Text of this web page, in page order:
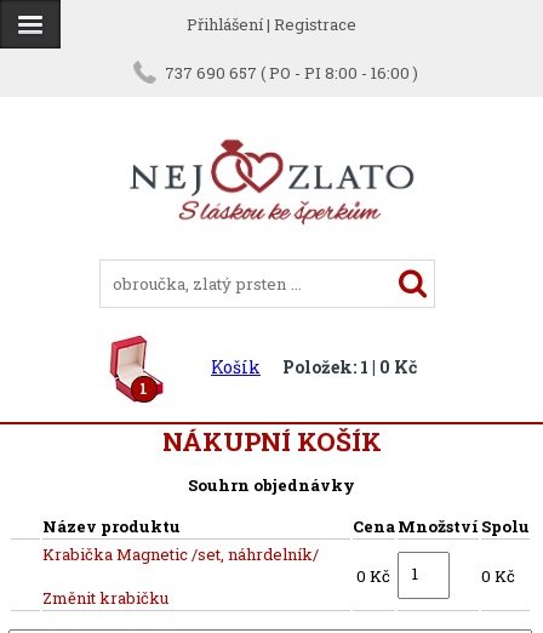
Přihlášení| Registrace
737 690 657 ( PO - PI 8:00 - 16:00 )
1
Košík Položek: 1 | 0 Kč
NÁKUPNÍ KOŠÍK
Souhrn objednávky
Název produktu
CenaMnožství Spolu
Krabička Magnetic /set, náhrdelník/
Změnit krabičku
0 Kč 0 Kč